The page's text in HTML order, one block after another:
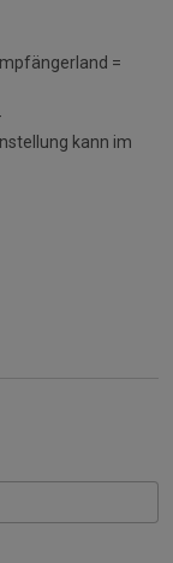
=
kann im